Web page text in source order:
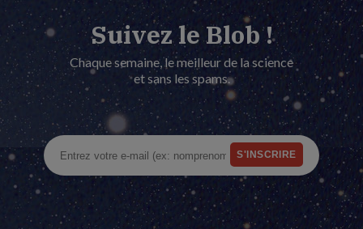
Suivez le Blob !
Chaque semaine, le meilleur de la science
et sans les spams.